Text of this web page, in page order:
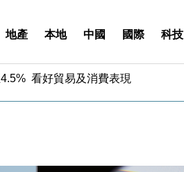
地產 本地 中國 國際 科技
期息增15%至47仙
看好貿易及消費表現
勝預期 貿易順差達1125億美元